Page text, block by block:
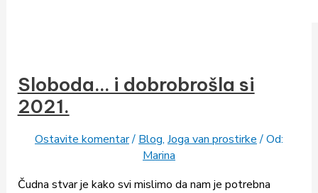
Sloboda… i dobrobrošla si
2021.
Ostavite komentar/ Blog, Joga van prostirke/ Od:
Marina
Čudna stvar je kako svi mislimo da nam je potrebna